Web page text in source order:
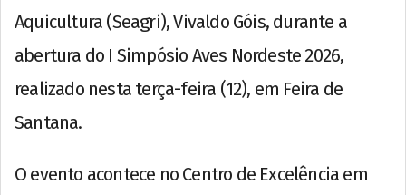
Aquicultura (Seagri), Vivaldo Góis, durante a
abertura do I Simpósio Aves Nordeste 2026,
realizado nesta terça-feira (12), em Feira de
Santana.
O evento acontece no Centro de Excelência em